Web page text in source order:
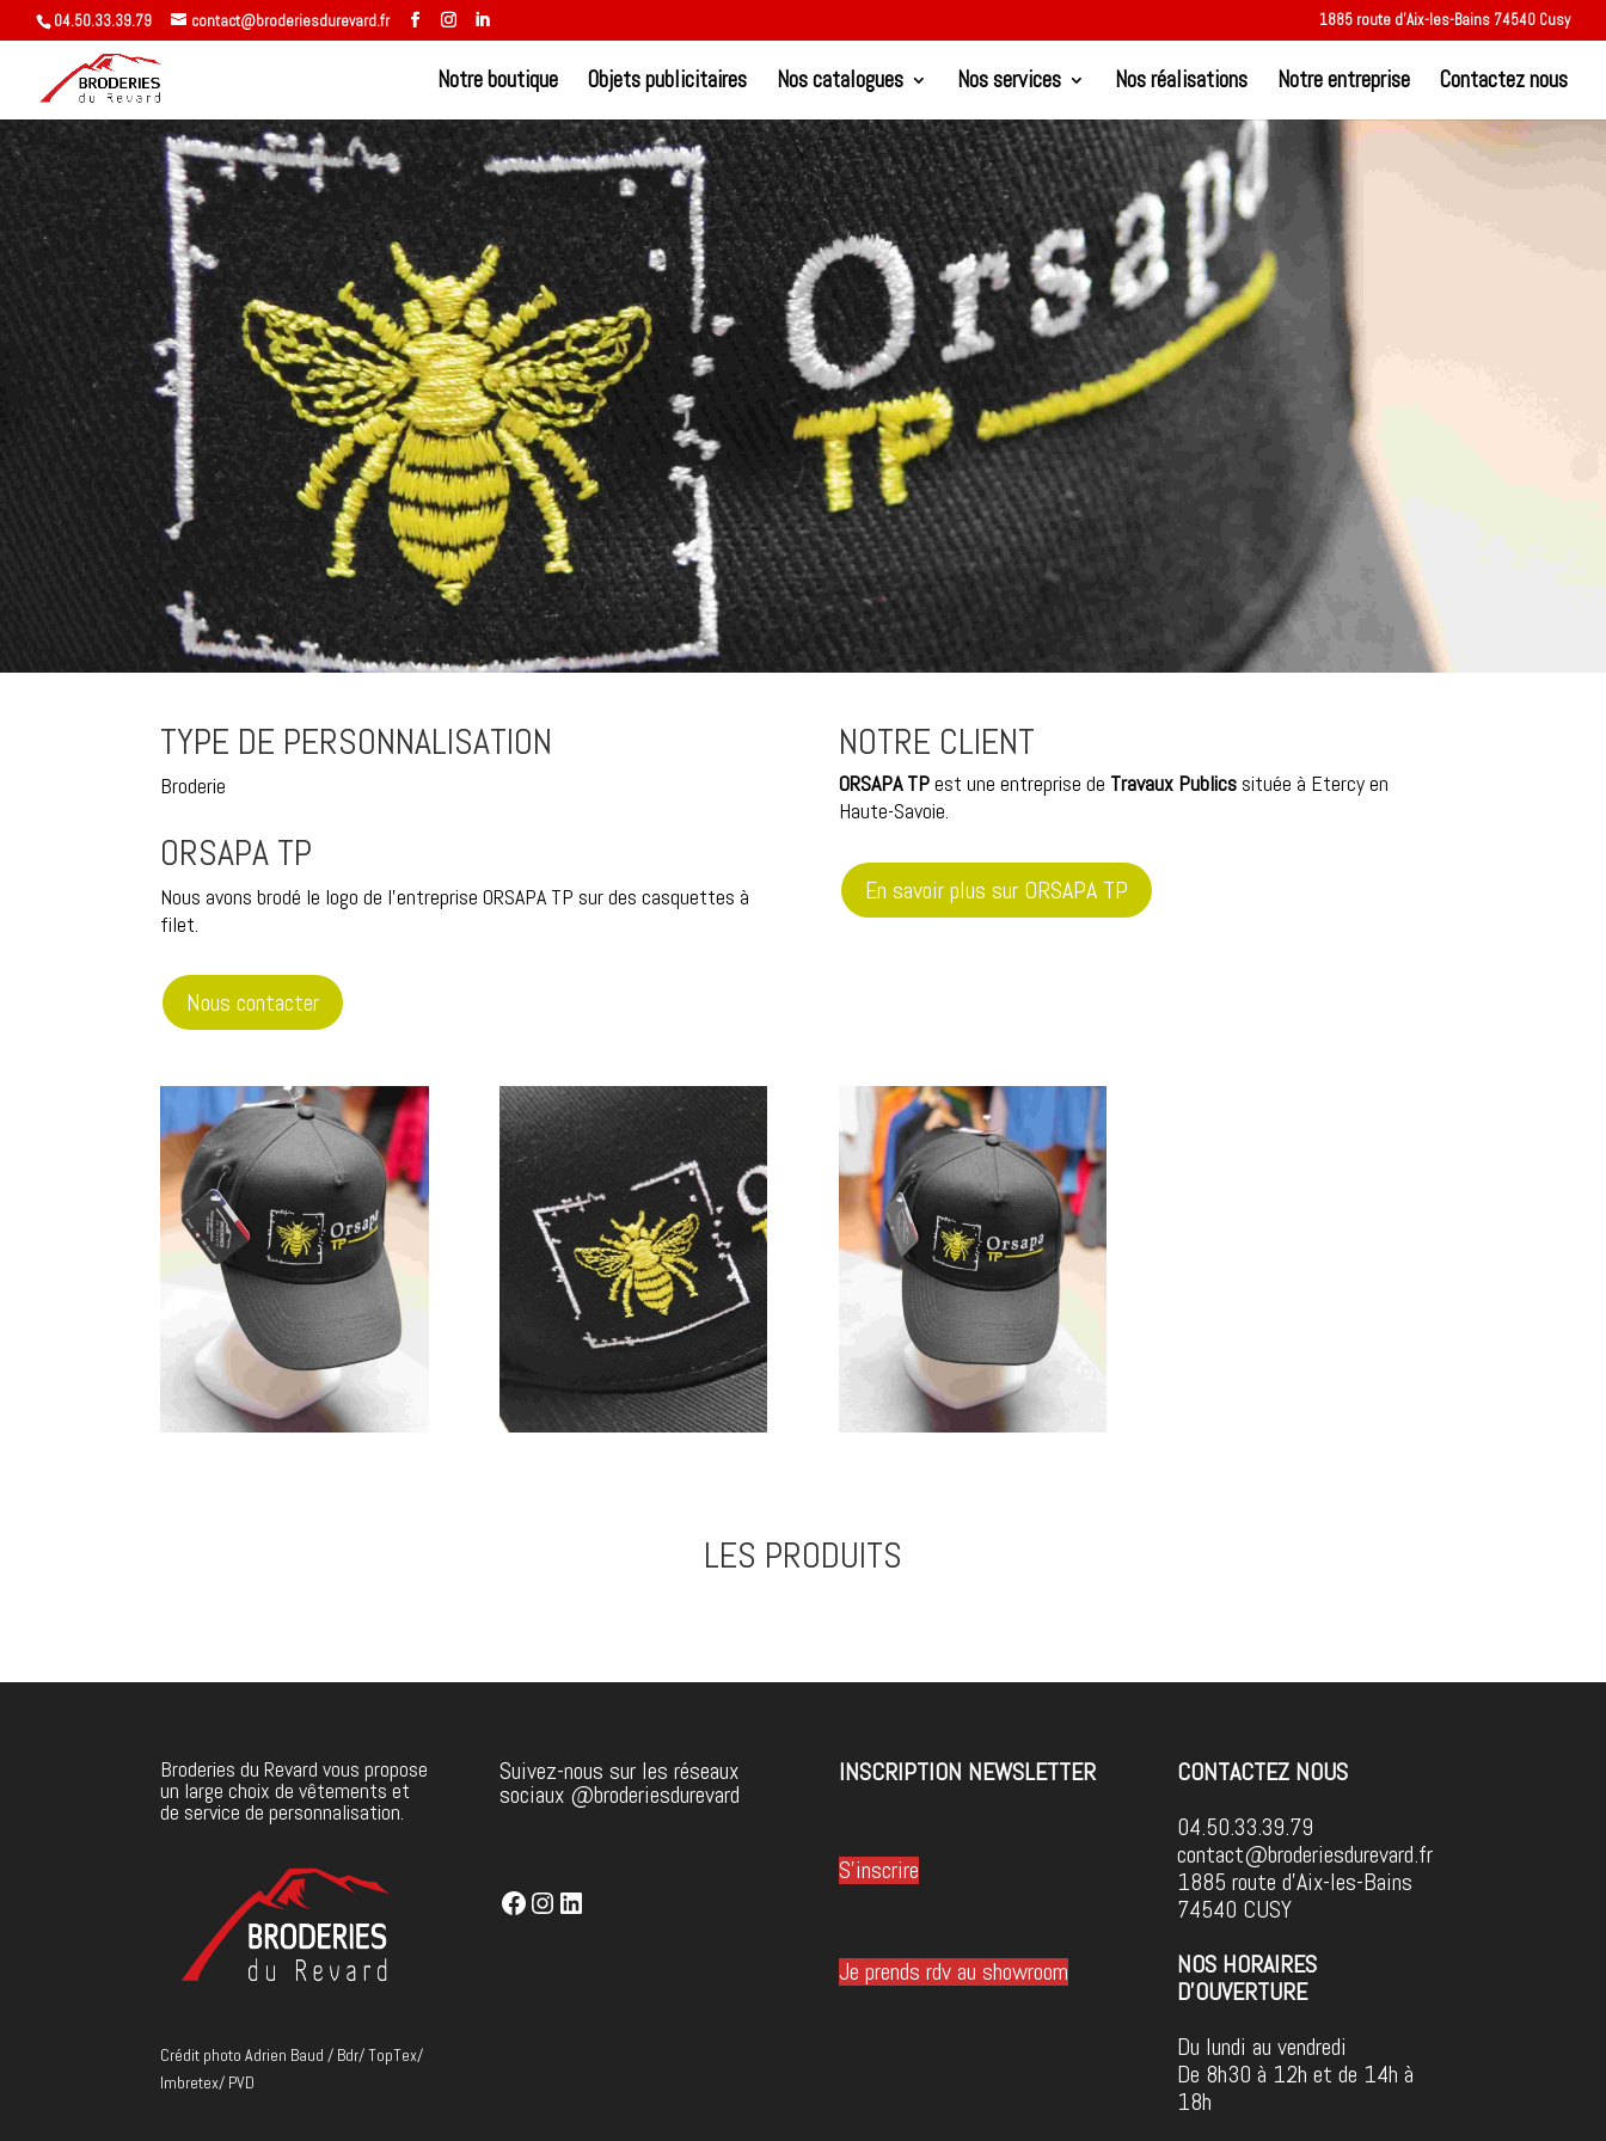
04.50.33.39.79 contact@broderiesdurevard.fr 1885 route d’Aix-les-Bains 74540 Cusy
Notre boutique Objets publicitaires Nos catalogues Nos services Nos réalisations Notre entreprise Contactez nous
TYPE DE PERSONNALISATION
Broderie
ORSAPA TP
Nous avons brodé le logo de l’entreprise ORSAPA TP sur des casquettes à
filet.
Nous contacter
NOTRE CLIENT
ORSAPA TPest une entreprise de Travaux Publicssituée à Etercy en
Haute-Savoie.
En savoir plus sur ORSAPA TP
LES PRODUITS
Broderies du Revard vous propose
un large choix de vêtements et
de service de personnalisation.
Crédit photo Adrien Baud / Bdr/ TopTex/
Imbretex/ PVD
Suivez-nous sur les réseaux
sociaux @broderiesdurevard
Facebook
Instagram
LinkedIn
INSCRIPTION NEWSLETTER
S'inscrire
Je prends rdv au showroom
CONTACTEZ NOUS
04.50.33.39.79
contact@broderiesdurevard.fr
1885 route d'Aix-les-Bains
74540 CUSY
NOS HORAIRES
D'OUVERTURE
Du lundi au vendredi
De 8h30 à 12h et de 14h à
18h